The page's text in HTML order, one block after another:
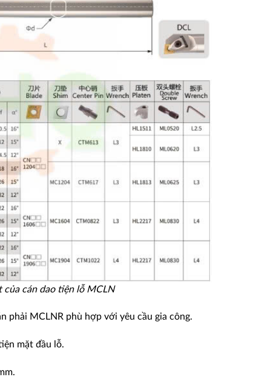
của cán dao tiện lỗ MCLN
phải MCLNR phù hợp với yêu cầu gia công.
mặt đầu lỗ.